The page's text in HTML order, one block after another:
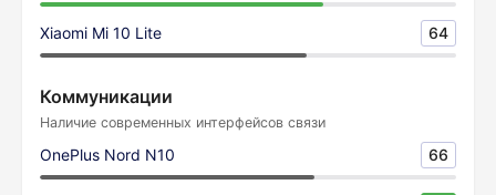
Xiaomi Mi 10 Lite 64
Коммуникации
Наличие современных интерфейсов связи
OnePlus Nord N10 66